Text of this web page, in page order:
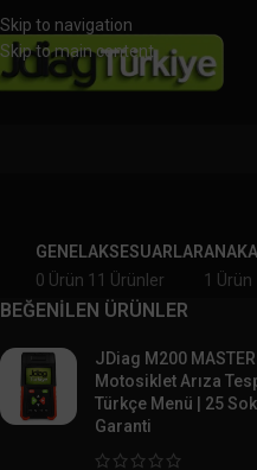
Skip to navigation
Skip to main content
GENEL
0 Ürün
AKSESUARLAR
11 Ürünler
1 Ürün
BEĞENİLEN ÜRÜNLER
JDiag M200
Motosiklet Arıza
Türkçe Menü | 25
Garanti